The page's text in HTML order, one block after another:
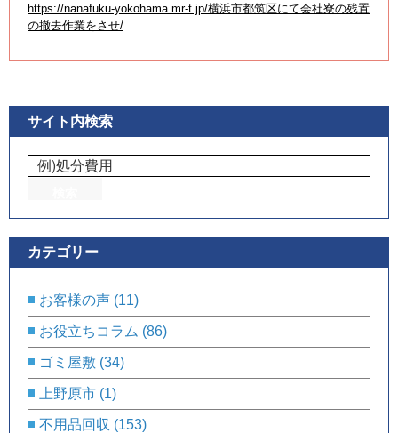
https://nanafuku-yokohama.mr-t.jp/横浜市都筑区にて会社寮の残置
の撤去作業をさせ/
サイト内検索
カテゴリー
お客様の声 (11)
お役立ちコラム (86)
ゴミ屋敷 (34)
上野原市 (1)
不用品回収 (153)